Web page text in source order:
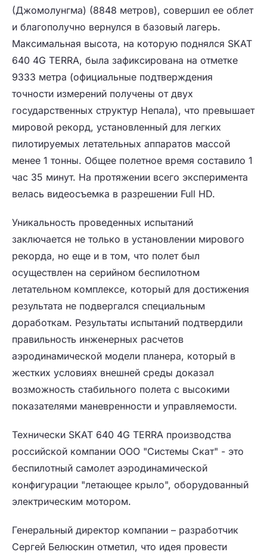
(Джомолунгма) (8848 метров), совершил ее облет
и благополучно вернулся в базовый лагерь.
Максимальная высота, на которую поднялся SKAT
640 4G TERRA, была зафиксирована на отметке
9333 метра (официальные подтверждения
точности измерений получены от двух
государственных структур Непала), что превышает
мировой рекорд, установленный для легких
пилотируемых летательных аппаратов массой
менее 1 тонны. Общее полетное время составило 1
час 35 минут. На протяжении всего эксперимента
велась видеосъемка в разрешении Full HD.
Уникальность проведенных испытаний
заключается не только в установлении мирового
рекорда, но еще и в том, что полет был
осуществлен на серийном беспилотном
летательном комплексе, который для достижения
результата не подвергался специальным
доработкам. Результаты испытаний подтвердили
правильность инженерных расчетов
аэродинамической модели планера, который в
жестких условиях внешней среды доказал
возможность стабильного полета с высокими
показателями маневренности и управляемости.
Технически SKAT 640 4G TERRA производства
российской компании ООО "Системы Скат" - это
беспилотный самолет аэродинамической
конфигурации "летающее крыло", оборудованный
электрическим мотором.
Генеральный директор компании – разработчик
Сергей Белюскин отметил, что идея провести